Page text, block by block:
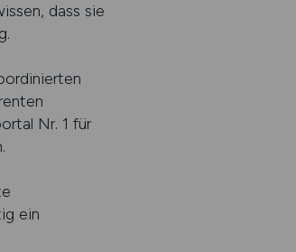
dass sie
Nr. 1 für
ein